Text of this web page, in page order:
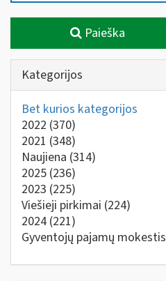
Paieška
Kategorijos
Bet kurios kategorijos
2022 (370)
2021 (348)
Naujiena (314)
2025 (236)
2023 (225)
Viešieji pirkimai (224)
2024 (221)
Gyventojų pajamų mokestis